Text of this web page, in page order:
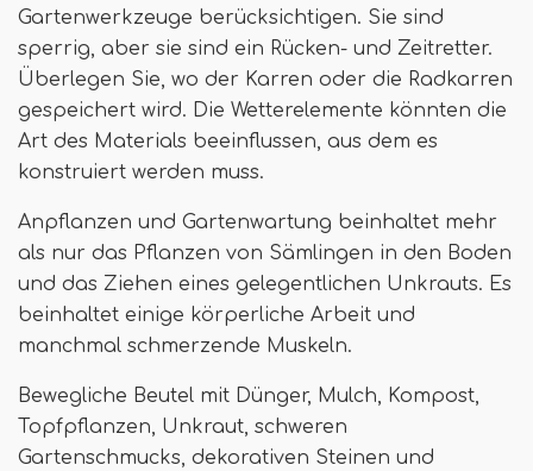
Gartenwerkzeuge berücksichtigen. Sie sind
sperrig, aber sie sind ein Rücken- und Zeitretter.
Überlegen Sie, wo der Karren oder die Radkarren
gespeichert wird. Die Wetterelemente könnten die
Art des Materials beeinflussen, aus dem es
konstruiert werden muss.
Anpflanzen und Gartenwartung beinhaltet mehr
als nur das Pflanzen von Sämlingen in den Boden
und das Ziehen eines gelegentlichen Unkrauts. Es
beinhaltet einige körperliche Arbeit und
manchmal schmerzende Muskeln.
Bewegliche Beutel mit Dünger, Mulch, Kompost,
Topfpflanzen, Unkraut, schweren
Gartenschmucks, dekorativen Steinen und